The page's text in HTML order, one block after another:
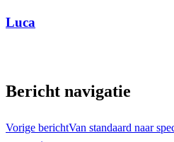
Luca
Bericht navigatie
Vorige berichtVan standaard naar